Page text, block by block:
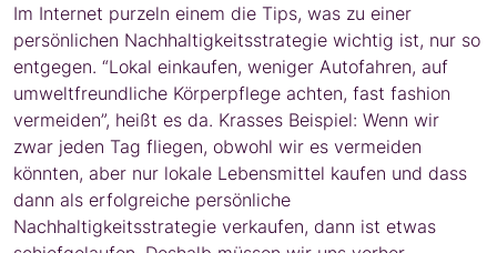
Im Internet purzeln einem die Tips, was zu einer
persönlichen Nachhaltigkeitsstrategie wichtig ist, nur so
entgegen. “Lokal einkaufen, weniger Autofahren, auf
umweltfreundliche Körperpflege achten, fast fashion
vermeiden”, heißt es da. Krasses Beispiel: Wenn wir
zwar jeden Tag fliegen, obwohl wir es vermeiden
könnten, aber nur lokale Lebensmittel kaufen und dass
dann als erfolgreiche persönliche
Nachhaltigkeitsstrategie verkaufen, dann ist etwas